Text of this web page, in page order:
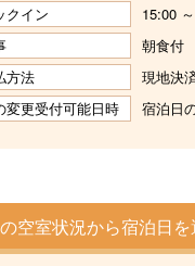
クイン 15:00
朝食付
方法
現地決
変更受付可能日時
宿泊日
空室状況から宿泊日を